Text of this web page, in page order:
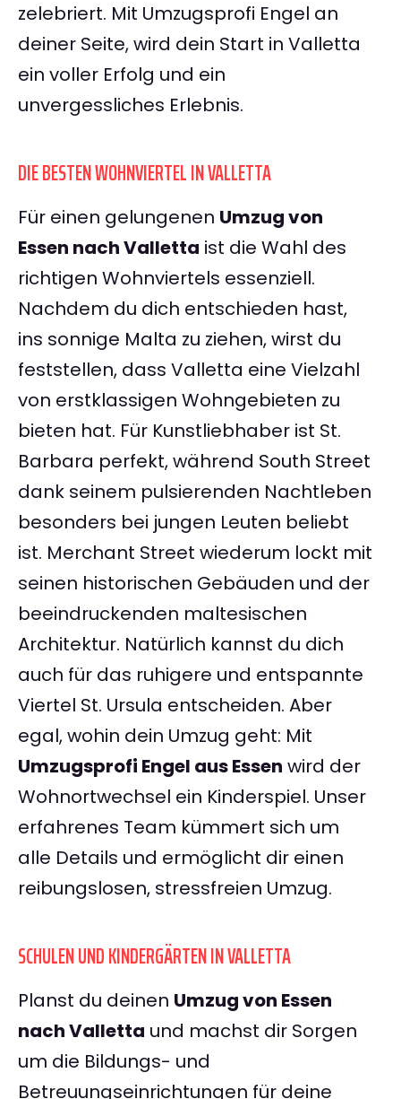
zelebriert. Mit Umzugsprofi Engel an
deiner Seite, wird dein Start in Valletta
ein voller Erfolg und ein
unvergessliches Erlebnis.
DIE BESTEN WOHNVIERTEL IN VALLETTA
Für einen gelungenen Umzug von
Essen nach Valletta ist die Wahl des
richtigen Wohnviertels essenziell.
Nachdem du dich entschieden hast,
ins sonnige Malta zu ziehen, wirst du
feststellen, dass Valletta eine Vielzahl
von erstklassigen Wohngebieten zu
bieten hat. Für Kunstliebhaber ist St.
Barbara perfekt, während South Street
dank seinem pulsierenden Nachtleben
besonders bei jungen Leuten beliebt
ist. Merchant Street wiederum lockt mit
seinen historischen Gebäuden und der
beeindruckenden maltesischen
Architektur. Natürlich kannst du dich
auch für das ruhigere und entspannte
Viertel St. Ursula entscheiden. Aber
egal, wohin dein Umzug geht: Mit
Umzugsprofi Engel aus Essen wird der
Wohnortwechsel ein Kinderspiel. Unser
erfahrenes Team kümmert sich um
alle Details und ermöglicht dir einen
reibungslosen, stressfreien Umzug.
SCHULEN UND KINDERGÄRTEN IN VALLETTA
Planst du deinen Umzug von Essen
nach Valletta und machst dir Sorgen
um die Bildungs- und
Betreuungseinrichtungen für deine